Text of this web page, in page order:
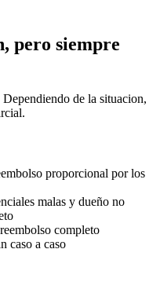
pero siempre
de la situacion,
proporcional por los
malas y dueño no
completo
caso a caso